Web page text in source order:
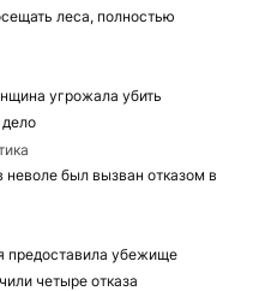
леса, полностью
угрожала убить
неволе был вызван отказом в
предоставила убежище
четыре отказа